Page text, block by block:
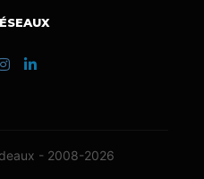
- 2008-2026